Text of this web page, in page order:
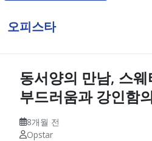
오피스타
동서양의 만남, 스
부드러움과 강인함
8개월 전
Opstar